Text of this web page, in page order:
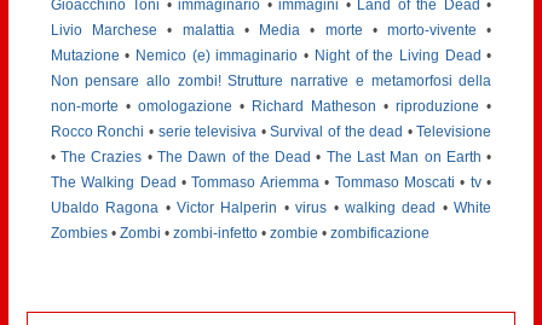
Gioacchino Toni •immaginario •immagini • Land of the Dead •
Livio Marchese • malattia• Media • morte •morto-vivente •
Mutazione • Nemico (e) immaginario • Night of the Living Dead •
Non pensare allo zombi! Strutture narrative e metamorfosi della
non-morte • omologazione • Richard Matheson •riproduzione •
Rocco Ronchi • serie televisiva •Survival of the dead •Televisione
•The Crazies • The Dawn of the Dead • The Last Man on Earth •
The Walking Dead •Tommaso Ariemma• Tommaso Moscati • tv•
Ubaldo Ragona • Victor Halperin •virus •walking dead •White
Zombies• Zombi • zombi-infetto• zombie • zombificazione